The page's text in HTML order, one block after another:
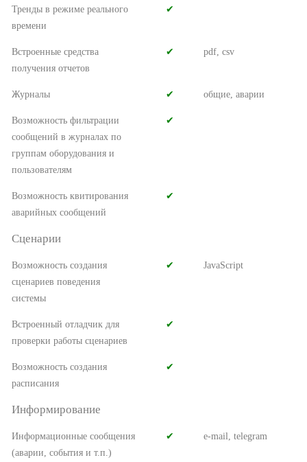
Тренды в режиме реального
времени
✔︎
Встроенные средства
получения отчетов
✔︎ pdf, csv
Журналы ✔︎ общие, аварии
Возможность фильтрации
сообщений в журналах по
группам оборудования и
пользователям
✔︎
Возможность квитирования
аварийных сообщений
✔︎
Сценарии
Возможность создания
сценариев поведения
системы
✔︎ JavaScript
Встроенный отладчик для
проверки работы сценариев
✔︎
Возможность создания
расписания
✔︎
Информирование
Информационные сообщения
(аварии, события и т.п.)
✔︎ e-mail, telegram